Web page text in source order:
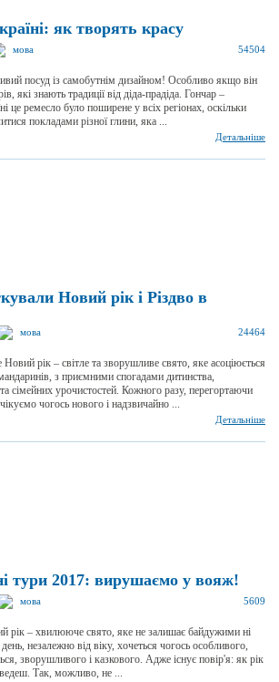
як творять красу
мова 54504
посуд із самобутнім дизайном! Особливо якщо він
які знають традиції від діда-прадіда. Гончар –
це ремесло було поширене у всіх регіонах, оскільки
покладами різної глини, яка ...
Детальніше
Новий рік і Різдво в
мова 24464
рік – світле та зворушливе свято, яке асоціюється
з приємними спогадами дитинства,
сімейних урочистостей. Кожного разу, перегортаючи
чогось нового і надзвичайно ...
Детальніше
тури 2017: вирушаємо у вояж!
мова 5609
рік – хвилююче свято, яке не залишає байдужими ні
незалежно від віку, хочеться чогось особливого,
зворушливого і казкового. Адже існує повір'я: як рік
Так, можливо, не ...